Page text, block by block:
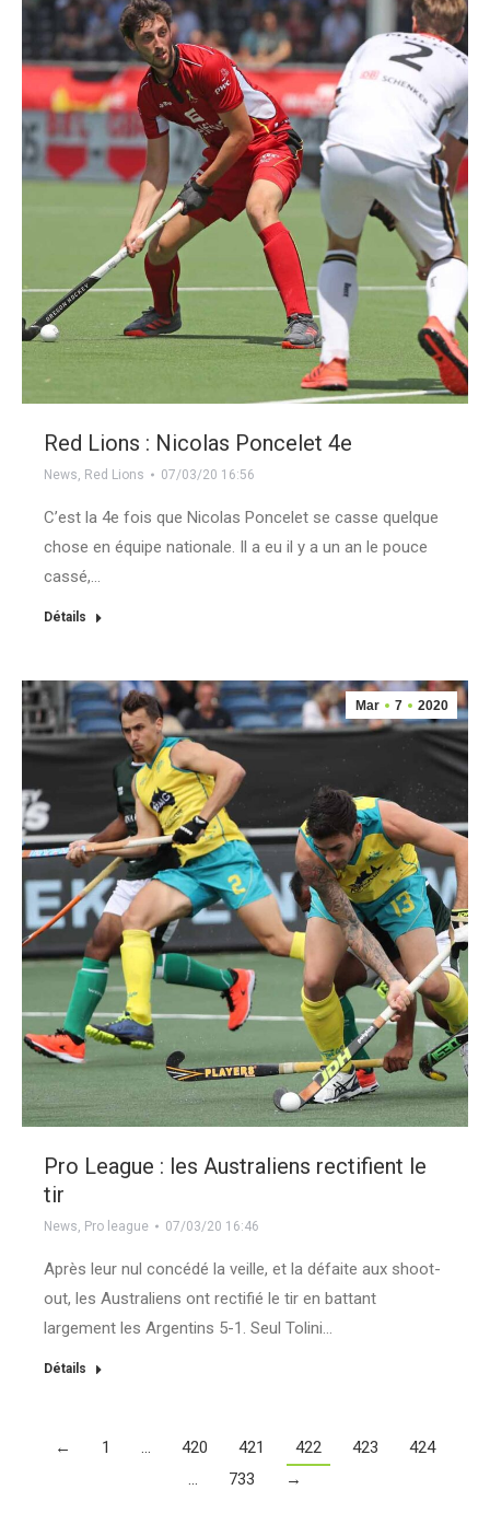
Red Lions : Nicolas Poncelet 4e
News, Red Lions 07/03/20 16:56
C’est la 4e fois que Nicolas Poncelet se casse quelque
chose en équipe nationale. Il a eu il y a un an le pouce
cassé,…
Détails
Mar 7 2020
Pro League : les Australiens rectifient le
tir
News, Pro league 07/03/20 16:46
Après leur nul concédé la veille, et la défaite aux shoot-
out, les Australiens ont rectifié le tir en battant
largement les Argentins 5-1. Seul Tolini…
Détails
← 1 … 420 421 422 423
424
…
733 →